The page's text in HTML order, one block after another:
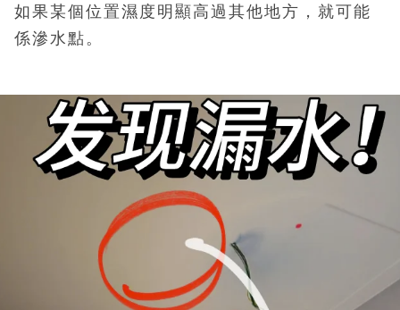
如果某個位置濕度明顯高過其他地方，就可能
係滲水點。